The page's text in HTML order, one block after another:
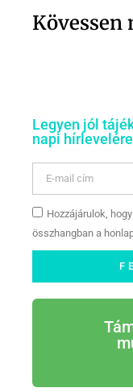
Kövessen
Legyen jól
napi
Hozzájárulok,
összhangban a